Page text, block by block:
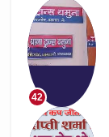
42